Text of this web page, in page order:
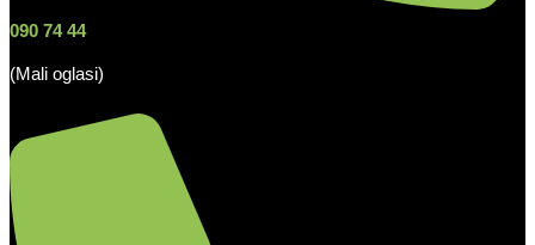
090 74 44
(Mali oglasi)